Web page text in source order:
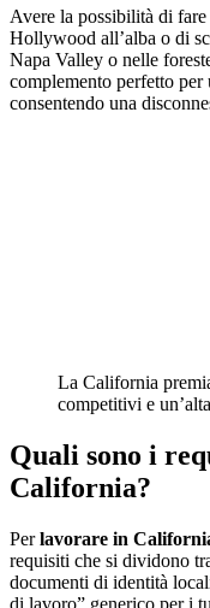
Avere la possibilità di
Hollywood all’alba o di
Napa Valley o nelle
complemento perfetto per
consentendo una
La California
competitivi e
Quali sono i
California?
Perlavorare in
requisiti che si dividono
documenti di identità
di lavoro” generico per i